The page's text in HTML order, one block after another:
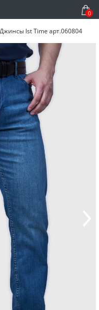
0
Джинсы Ist Time арт.060804